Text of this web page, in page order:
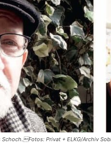
Schoch.Fotos: Privat + ELKG/Archiv